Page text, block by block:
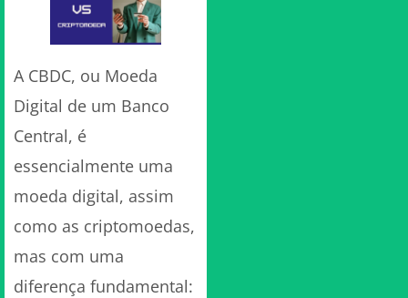
A CBDC, ou Moeda
Digital de um Banco
Central, é
essencialmente uma
moeda digital, assim
como as criptomoedas,
mas com uma
diferença fundamental: